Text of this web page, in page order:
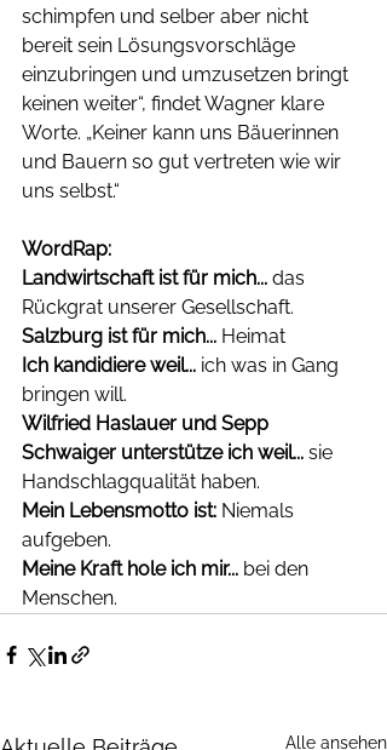
schimpfen und selber aber nicht
bereit sein Lösungsvorschläge
einzubringen und umzusetzen bringt
keinen weiter“, findet Wagner klare
Worte. „Keiner kann uns Bäuerinnen
und Bauern so gut vertreten wie wir
uns selbst.“
WordRap:
Landwirtschaft ist für mich... das
Rückgrat unserer Gesellschaft.
Salzburg ist für mich... Heimat
Ich kandidiere weil... ich was in Gang
bringen will.
Wilfried Haslauer und Sepp
Schwaiger unterstütze ich weil... sie
Handschlagqualität haben.
Mein Lebensmotto ist: Niemals
aufgeben.
Meine Kraft hole ich mir... bei den
Menschen.
Alle ansehen